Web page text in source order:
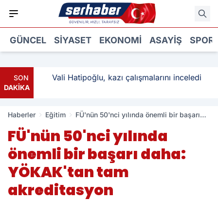
GÜNCEL SIYASET EKONOMI ASAYIŞ SPOR
SON
DAKİKA
Vali Hatipoğlu, kazı çalışmalarını inceledi
Haberler Eğitim
FÜ'nün 50'nci yılında önemli bir başarı
FÜ'nün 50'nci yılında
önemli bir başarı daha:
YÖKAK'tan tam
akreditasyon